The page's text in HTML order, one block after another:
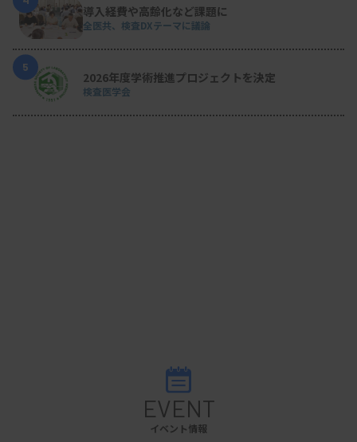
導入経費や高齢化など課題に
全医共、検査DXテーマに議論
5
2026年度学術推進プロジェクトを決定
検査医学会
EVENT
イベント情報